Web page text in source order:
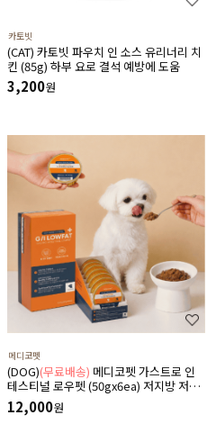
카토빗
(CAT) 카토빗 파우치 인 소스 유리너리 치
킨 (85g) 하부 요로 결석 예방에 도움
3,200원
메디코펫
(DOG)(무료배송) 메디코펫 가스트로 인
테스티널 로우펫 (50gx6ea) 저지방 저단
백 췌장염 고지혈증에 도움 주는 처방 습
식 캔 보조식
12,000원